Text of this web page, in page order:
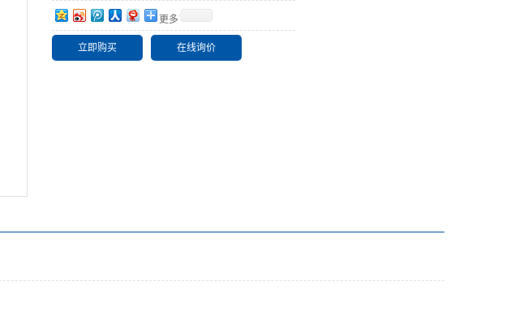
更多
立即购买 在线询价